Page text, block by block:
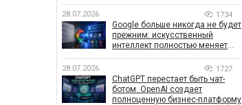
влияет на эффективность
кампаний
28.07.2026 1734
Google больше никогда не будет
прежним: искусственный
интеллект полностью меняет
28.07.2026 1727
ChatGPT перестает быть чат-
ботом. OpenAI создает
полноценную бизнес-платформу